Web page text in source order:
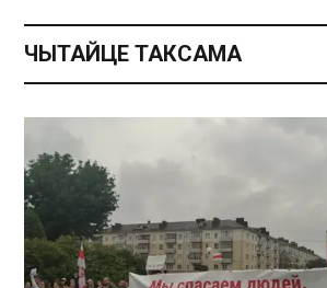
ЧЫТАЙЦЕ ТАКСАМА